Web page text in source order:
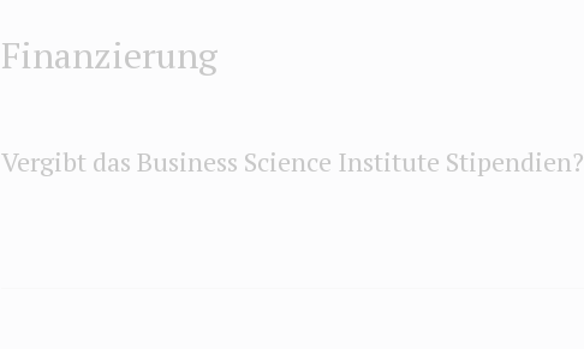
Finanzierung
Vergibt das Business Science Institute Stipendien?